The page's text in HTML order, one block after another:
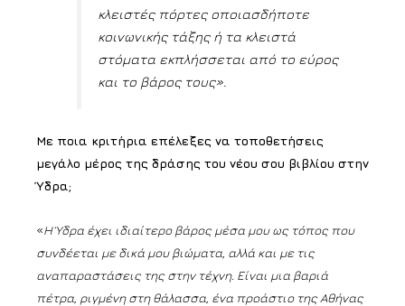
κλειστές πόρτες οποιασδήποτε
κοινωνικής τάξης ή τα κλειστά
στόματα εκπλήσσεται από το εύρος
και το βάρος τους».
Με ποια κριτήρια επέλεξες να τοποθετήσεις
μεγάλο μέρος της δράσης του νέου σου βιβλίου στην
Ύδρα;
«Η Ύδρα έχει ιδιαίτερο βάρος μέσα μου ως τόπος που
συνδέεται με δικά μου βιώματα, αλλά και με τις
αναπαραστάσεις της στην τέχνη. Είναι μια βαριά
πέτρα, ριγμένη στη θάλασσα, ένα προάστιο της Αθήνας